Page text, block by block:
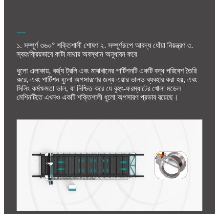
১. সম্পূর্ণ ৩৬০° শক্তিশালী শোষণ ২. সম্পূর্ণরূপে আবদ্ধ ধোঁয়া নিয়ন্ত্রণ ৩.
স্বয়ংক্রিয়ভাবে কাটা মাথার অবস্থান অনুধাবন করে
ধুলো এলাকায়, বর্জ্য ট্রলি এবং মাঝখানের পার্টিশনটি একটি বদ্ধ পরিবেশ তৈরি
করে, এবং পার্টিশন ধুলো অপসারণের জন্য এয়ার ভালভ ব্যবহার করা হয়, এবং
সিলিং কর্মক্ষমতা ভাল, যা নিশ্চিত করে যে বৃহৎ-ফরম্যাটের খোলা মডেল
মেশিনটিতে এখনও একটি শক্তিশালী ধুলো অপসারণ প্রভাব রয়েছে।